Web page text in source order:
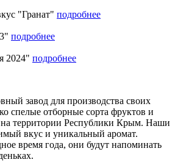
"Гранат" подробнее
подробнее
2024" подробнее
завод для производства своих
спелые отборные сорта фруктов и
территории Республики Крым. Наши
вкус и уникальный аромат.
время года, они будут напоминать